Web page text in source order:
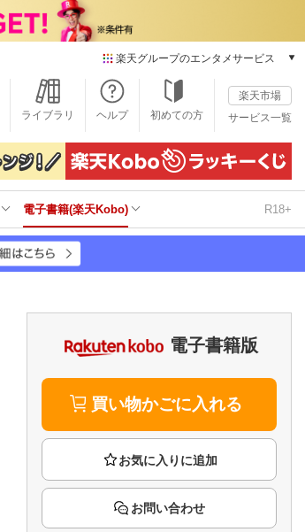
楽天グループのエンタメサービス
本/ゲーム/CD/DVD
楽天ブックス
電子書籍
楽天Kobo
雑誌読み放題
楽天ミュージック
楽天TV
Rakuten PLAY
無料テレビ
Rチャンネル
チケット
楽天チケット
推し楽
ライブラリ ヘルプ 初めての方
楽天市場
サービス一覧
電子書籍(楽天Kobo) R18+
電子書籍版
買い物かごに入れる
お問い合わせ